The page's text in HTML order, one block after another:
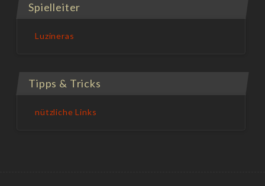
Spielleiter
Luzineras
Tipps & Tricks
nützliche Links